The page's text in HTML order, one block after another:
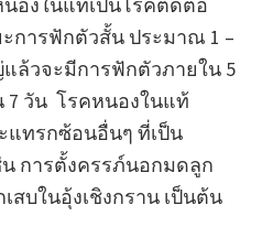
องในแท้เป็นโรคติดต่อ
การฟักตัวสั้น ประมาณ 1 –
ล้วจะมีการฟักตัวภายใน 5
7 วัน โรคหนองในแท้
แทรกซ้อนอื่นๆ ที่เป็น
การตั้งครรภ์นอกมดลูก
สบในอุ้งเชิงกราน เป็นต้น